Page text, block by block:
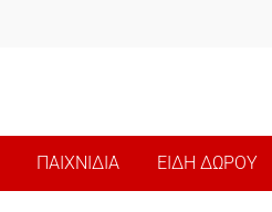
ΠΑΙΧΝΙΔΙΑ ΕΙΔΗ ΔΩΡΟΥ